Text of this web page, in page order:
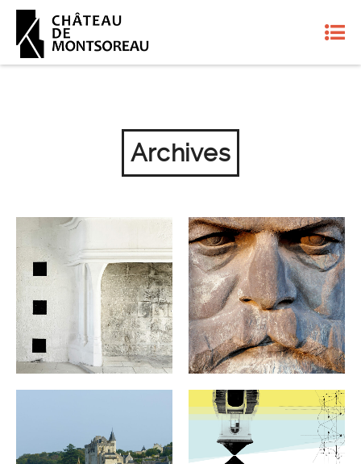
Archives
10 ANS D’ART
CONTEMPORAIN 8 AVRIL
2026
ÉVÉNEMENTS ARCHIVES
MARX OLAF NICOLAI
PROJECTION
ÉVÉNEMENTS ARCHIVES
LA GRANDE REMONTÉE
DE LOIRE 9-10
LES FLOTTANTS
EXPOSITION 28.06-10.09